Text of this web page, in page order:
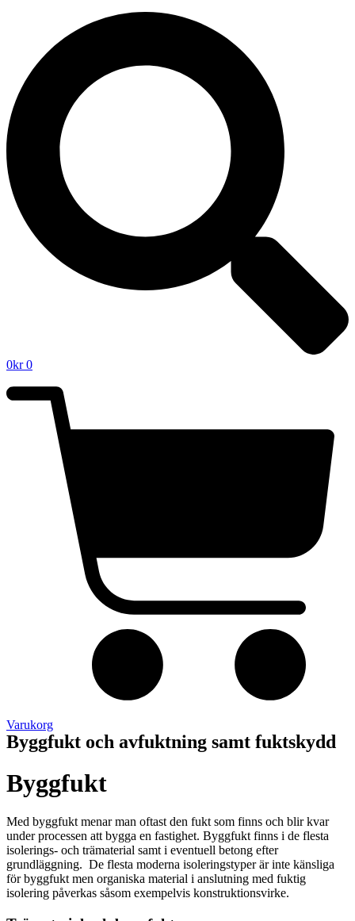
0kr 0
Varukorg
Byggfukt och avfuktning samt fuktskydd
Byggfukt
Med byggfukt menar man oftast den fukt som finns och blir kvar
under processen att bygga en fastighet. Byggfukt finns i de flesta
isolerings- och trämaterial samt i eventuell betong efter
grundläggning. De flesta moderna isoleringstyper är inte känsliga
för byggfukt men organiska material i anslutning med fuktig
isolering påverkas såsom exempelvis konstruktionsvirke.